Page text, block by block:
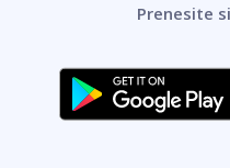
Prenesite